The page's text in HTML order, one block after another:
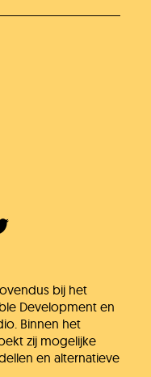
bij het
Development en
Binnen het
zij mogelijke
en alternatieve